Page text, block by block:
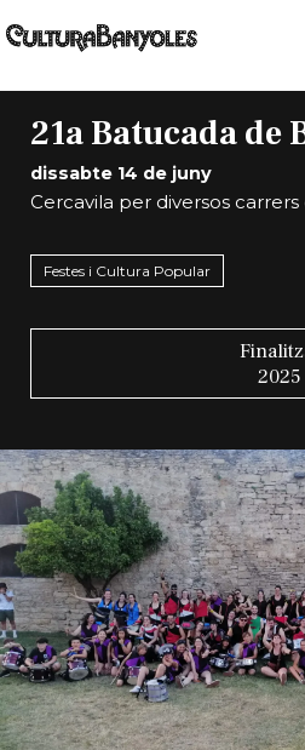
21a Batucada de
dissabte 14 de juny
Cercavila per diversos
Festes i Cultura Popular
2025